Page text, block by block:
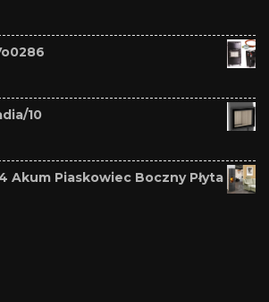
10
Akum Piaskowiec Boczny Płyta